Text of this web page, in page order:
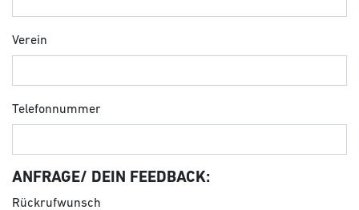
Verein
Telefonnummer
ANFRAGE/ DEIN FEEDBACK:
Rückrufwunsch